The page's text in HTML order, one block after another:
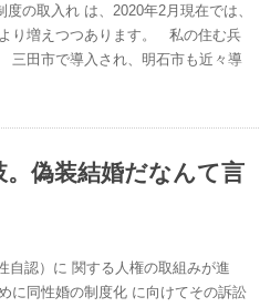
の取入れ は、2020年2月現在では、
り増えつつあります。 私の住む兵
三田市で導入され、明石市も近々導
。偽装結婚だなんて言
自認）に 関する人権の取組みが進
に同性婚の制度化 に向けてその訴訟